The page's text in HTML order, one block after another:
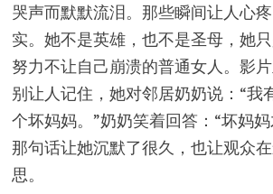
哭声而默默流泪。那些瞬间让人心
实。她不是英雄，也不是圣母，她
努力不让自己崩溃的普通女人。影
别让人记住，她对邻居奶奶说：“我
个坏妈妈。”奶奶笑着回答：“坏妈
那句话让她沉默了很久，也让观众
思。